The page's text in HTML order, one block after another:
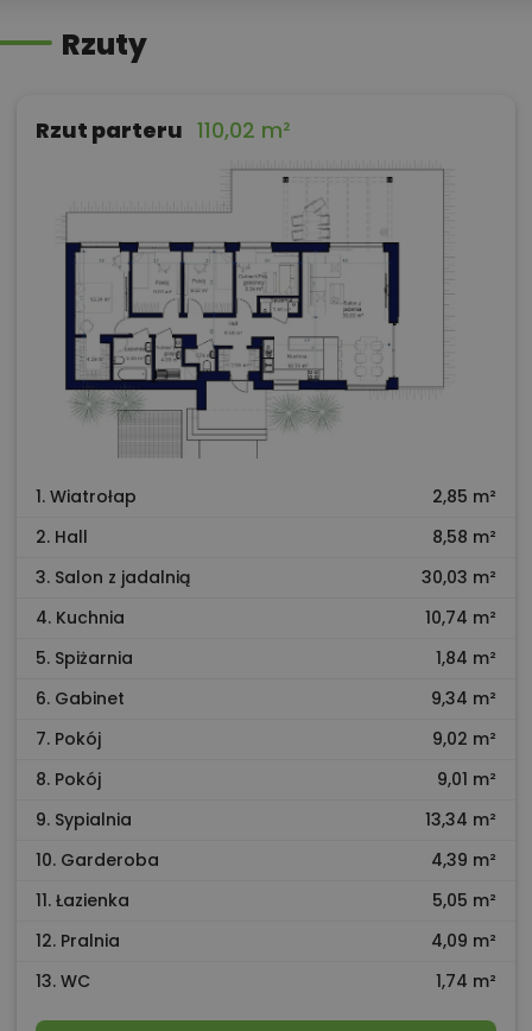
Rzuty
Rzut parteru 110,02 m²
1. Wiatrołap
2,85 m²
2. Hall
8,58 m²
3. Salon z jadalnią
30,03 m²
4. Kuchnia
10,74 m²
5. Spiżarnia
1,84 m²
6. Gabinet
9,34 m²
7. Pokój
9,02 m²
8. Pokój
9,01 m²
9. Sypialnia
13,34 m²
10. Garderoba
4,39 m²
11. Łazienka
5,05 m²
12. Pralnia
4,09 m²
13. WC
1,74 m²